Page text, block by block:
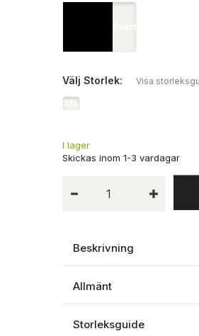
Svart
Välj Storlek: Visa
3XL
I lager
Beskrivning
Allmänt
Storleksguide